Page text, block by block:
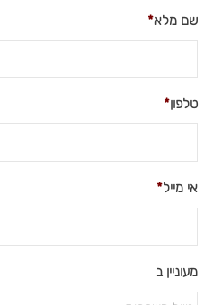
שם מלא*
טלפון*
אי מייל*
מעוניין ב